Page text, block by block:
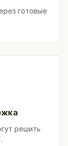
готовые
решить